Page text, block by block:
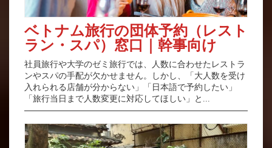
ベトナム旅行の団体予約（レスト
ラン・スパ）窓口｜幹事向け
社員旅行や大学のゼミ旅行では、人数に合わせたレストラ
ンやスパの手配が欠かせません。しかし、「大人数を受け
入れられる店舗が分からない」「日本語で予約したい」
「旅行当日まで人数変更に対応してほしい」と...